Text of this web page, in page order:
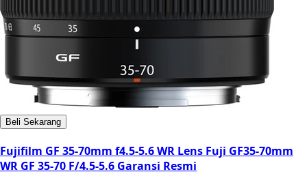
Beli Sekarang
Fujifilm GF 35-70mm f4.5-5.6 WR Lens Fuji GF35-70mm
WR GF 35-70 F/4.5-5.6 Garansi Resmi